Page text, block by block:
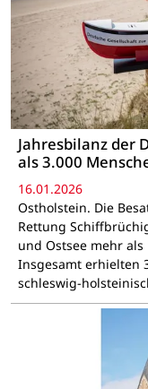
Jahresbilanz der
als 3.000
16.01.2026
Ostholstein. Die
Rettung
und Ostsee mehr als
Insgesamt erhielten
schleswig-